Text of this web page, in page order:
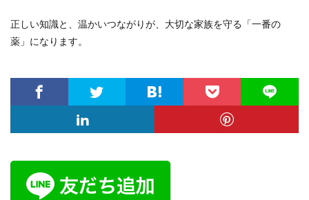
正しい知識と、温かいつながりが、大切な家族を守る「一番の
薬」になります。